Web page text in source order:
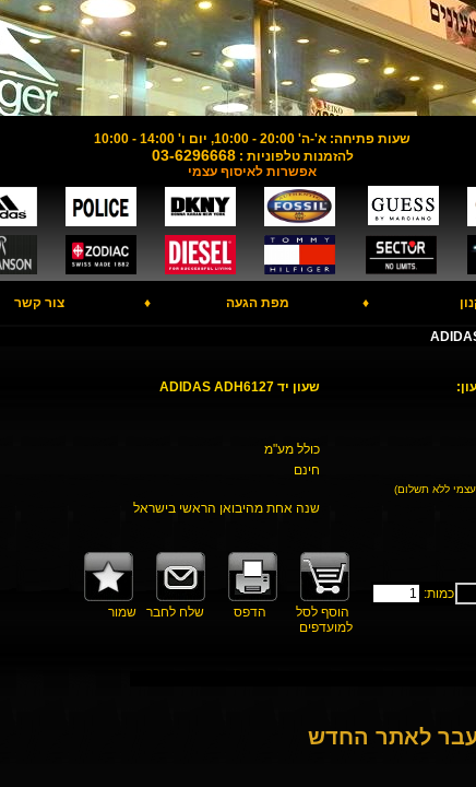
שעות פתיחה: א'-ה' 20:00 - 10:00, יום ו' 14:00 - 10:00
להזמנות טלפוניות :03-6296668
אפשרות לאיסוף עצמי
♦ מפת הגעה ♦ צור קשר
שעון יד ADIDAS ADH6127
כולל מע"מ
חינם
ללא תשלום)
שנה אחת מהיבואן הראשי בישראל
כמות:
הוסף לסל
הדפס שלח לחבר שמור
למועדפים
לאתר החדש